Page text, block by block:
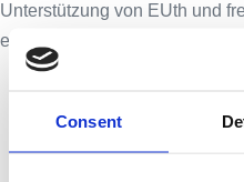
Consent
Unterstützung von EUth und
erfolgreiche Zusammenarbeit!